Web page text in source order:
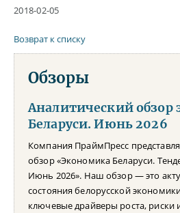
2018-02-05
Возврат к списку
Обзоры
Аналитический
Беларуси. Июнь 2026
Компания ПраймПресс
обзор «Экономика Беларуси.
Июнь 2026». Наш обзор — это
состояния белорусской
ключевые драйверы роста, риски